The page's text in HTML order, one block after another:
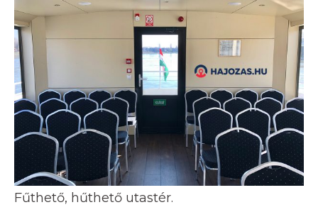
Fűthető, hűthető utastér.